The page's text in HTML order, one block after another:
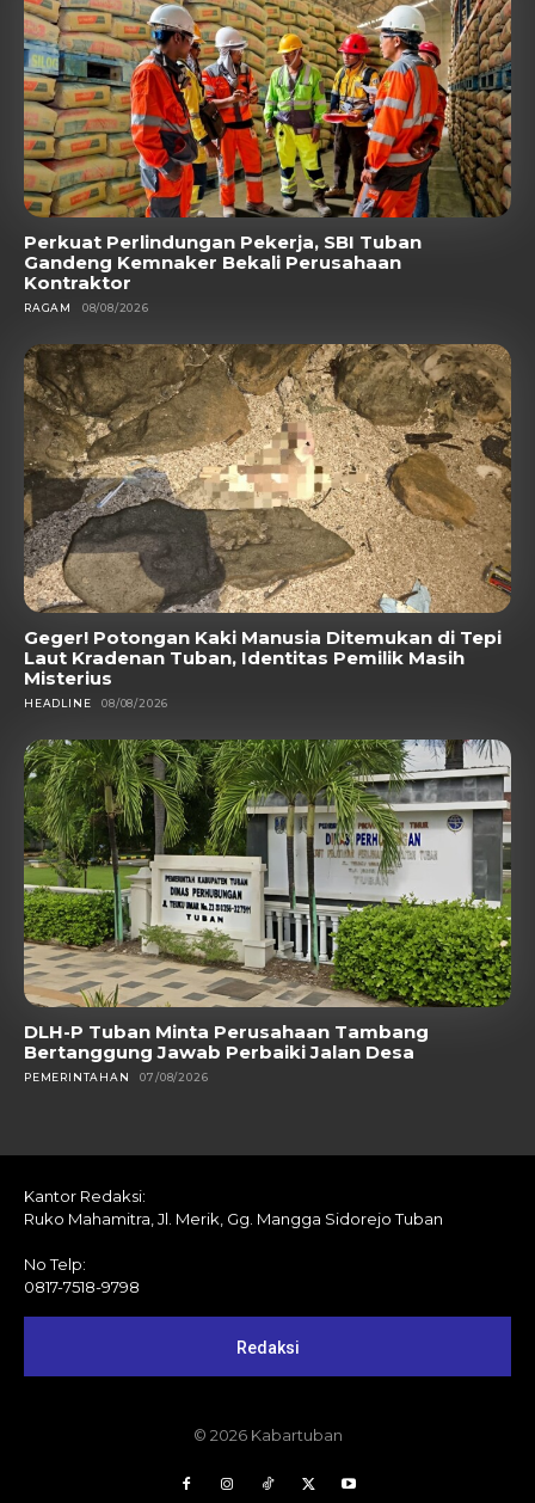
Perkuat Perlindungan Pekerja, SBI Tuban
Gandeng Kemnaker Bekali Perusahaan
Kontraktor
RAGAM 08/08/2026
Geger! Potongan Kaki Manusia Ditemukan di Tepi
Laut Kradenan Tuban, Identitas Pemilik Masih
Misterius
HEADLINE 08/08/2026
DLH-P Tuban Minta Perusahaan Tambang
Bertanggung Jawab Perbaiki Jalan Desa
PEMERINTAHAN 07/08/2026
Kantor Redaksi:
Ruko Mahamitra, Jl. Merik, Gg. Mangga Sidorejo Tuban
No Telp:
0817-7518-9798
Redaksi
© 2026 Kabartuban